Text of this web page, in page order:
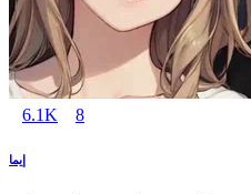
6.1K 8
إيما